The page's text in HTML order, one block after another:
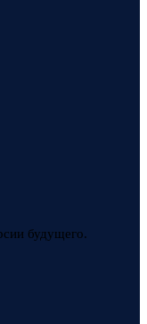
будущего.